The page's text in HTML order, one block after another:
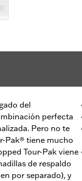
del
perfecta
Pero no te
Pak® tiene mucho
Tour-Pak viene
de respaldo
por separado), y